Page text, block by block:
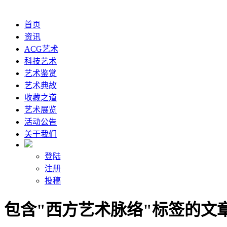
首页
资讯
ACG艺术
科技艺术
艺术鉴赏
艺术典故
收藏之道
艺术展览
活动公告
关于我们
登陆
注册
投稿
包含"西方艺术脉络"标签的文